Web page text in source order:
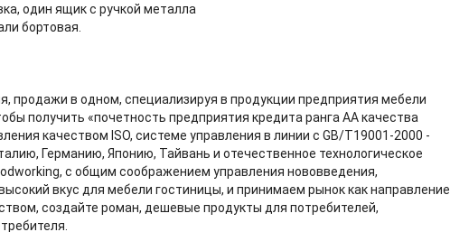
один ящик с ручкой металла
бортовая.
продажи в одном, специализируя в продукции предприятия мебели
получить «почетность предприятия кредита ранга AA качества
качеством ISO, системе управления в линии с GB/T19001-2000 -
Германию, Японию, Тайвань и отечественное технологическое
с общим соображением управления нововведения,
вкус для мебели гостиницы, и принимаем рынок как направление
создайте роман, дешевые продукты для потребителей,